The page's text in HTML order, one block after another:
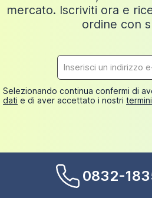
mercato. Iscriviti ora e
ordine con
Selezionando continua confermi di
dati e di aver accettato i nostri
0832-